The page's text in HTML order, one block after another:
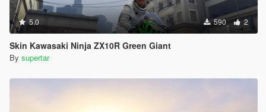
5.0 590 2
Skin Kawasaki Ninja ZX10R Green Giant
By supertar